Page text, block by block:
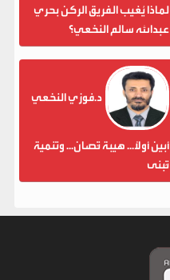
لماذا يُغيب الفريق الركن بحري
عبدالله سالم النخعي؟
د.فوزي النخعي
أبين أولاً... هيبة تُصان... وتنمية
تُبنى